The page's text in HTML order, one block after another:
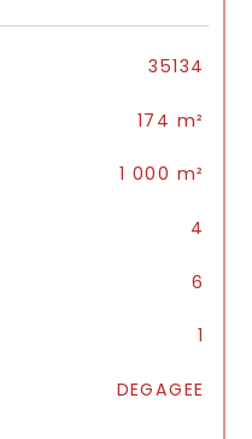
35134
174 m²
1 000 m²
4
6
1
DEGAGEE